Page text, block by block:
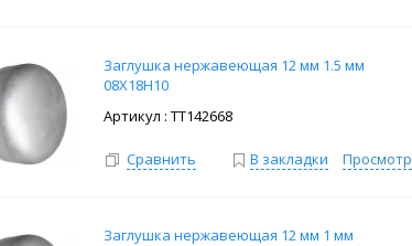
Заглушка нержавеющая 12 мм 1.5 мм
08Х18Н10
: ТТ142668
Сравнить В закладки Просмотр
Заглушка нержавеющая 12 мм 1 мм